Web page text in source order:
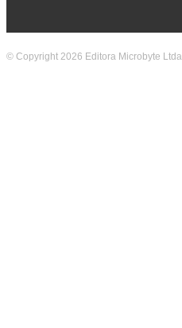
© Copyright 2026 Editora Microbyte Ltda.